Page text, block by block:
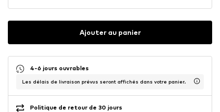
Ajouter au panier
4-6 jours ouvrables
Les délais de livraison prévus seront affichés dans votre panier.
Politique de retour de 30 jours